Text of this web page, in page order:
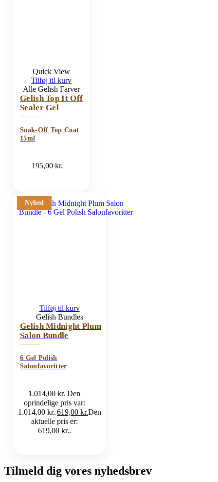
Quick View
Tilføj til kurv
Alle Gelish Farver
Gelish Top It Off
Sealer Gel
Soak-Off Top Coat
15ml
195,00kr.
Nyhed
Tilføj til kurv
Gelish Bundles
Gelish Midnight Plum
Salon Bundle
6 Gel Polish
Salonfavoritter
1.014,00kr. Den
oprindelige pris var:
1.014,00 kr..619,00 kr.Den
aktuelle pris er:
619,00 kr..
Tilmeld dig vores nyhedsbrev